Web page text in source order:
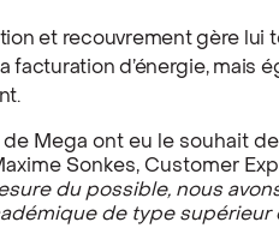
et recouvrement gère lui
facturation d’énergie, mais
Mega ont eu le souhait
Sonkes, Customer
du possible, nous
de type supérieur